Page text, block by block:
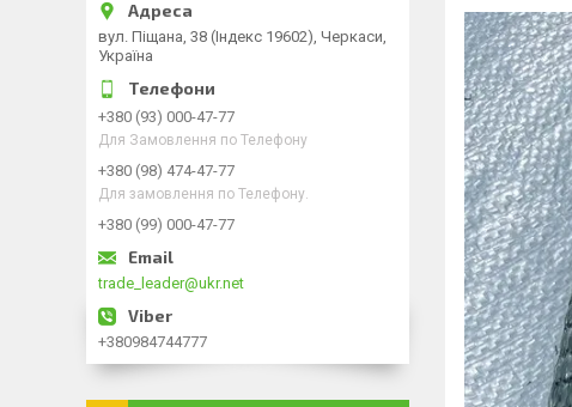
вул. Піщана, 38 (Індекс 19602), Черкаси,
Україна
+380 (93) 000-47-77
Для Замовлення по Телефону
+380 (98) 474-47-77
Для замовлення по Телефону.
+380 (99) 000-47-77
trade_leader@ukr.net
+380984744777